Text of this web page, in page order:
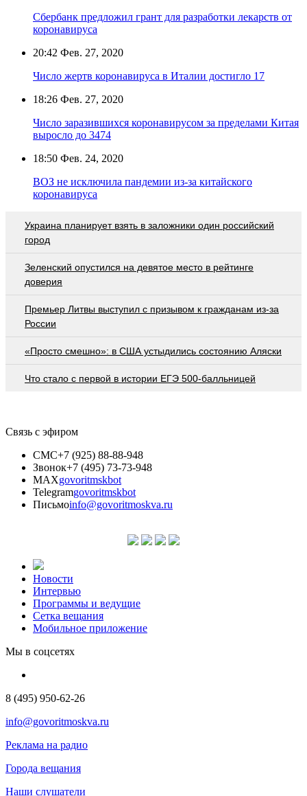
Сбербанк предложил грант для разработки лекарств от
коронавируса
20:42 Фев. 27, 2020
Число жертв коронавируса в Италии достигло 17
18:26 Фев. 27, 2020
Число заразившихся коронавирусом за пределами Китая
выросло до 3474
18:50 Фев. 24, 2020
ВОЗ не исключила пандемии из-за китайского
коронавируса
Украина планирует взять в заложники один российский
город
Зеленский опустился на девятое место в рейтинге
доверия
Премьер Литвы выступил с призывом к гражданам из-за
России
«Просто смешно»: в США устыдились состоянию Аляски
Что стало с первой в истории ЕГЭ 500-балльницей
Связь с эфиром
СМС+7 (925) 88-88-948
Звонок+7 (495) 73-73-948
MAXgovoritmskbot
Telegramgovoritmskbot
Письмоinfo@govoritmoskva.ru
Новости
Интервью
Программы и ведущие
Сетка вещания
Мобильное приложение
Мы в соцсетях
8 (495) 950-62-26
info@govoritmoskva.ru
Реклама на радио
Города вещания
Наши слушатели